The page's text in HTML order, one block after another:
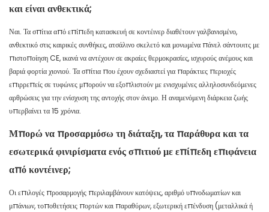
και είναι ανθεκτικά;
Ναι. Τα σπίτια από επίπεδη κατασκευή σε κοντέινερ διαθέτουν γαλβανισμένο,
ανθεκτικό στις καιρικές συνθήκες, ατσάλινο σκελετό και μονωμένα πάνελ σάντουιτς με
πιστοποίηση CE, ικανά να αντέχουν σε ακραίες θερμοκρασίες, ισχυρούς ανέμους και
βαριά φορτία χιονιού. Τα σπίτια που έχουν σχεδιαστεί για παράκτιες περιοχές
επιρρεπείς σε τυφώνες μπορούν να εξοπλιστούν με ενισχυμένες αλληλοσυνδεόμενες
αρθρώσεις για την ενίσχυση της αντοχής στον άνεμο. Η αναμενόμενη διάρκεια ζωής
υπερβαίνει τα 15 χρόνια.
Μπορώ να προσαρμόσω τη διάταξη, τα παράθυρα και τα
εσωτερικά φινιρίσματα ενός σπιτιού με επίπεδη επιφάνεια
από κοντέινερ;
Οι επιλογές προσαρμογής περιλαμβάνουν κατόψεις, αριθμό υπνοδωματίων και
μπάνιων, τοποθετήσεις πορτών και παραθύρων, εξωτερική επένδυση (μεταλλικά ή